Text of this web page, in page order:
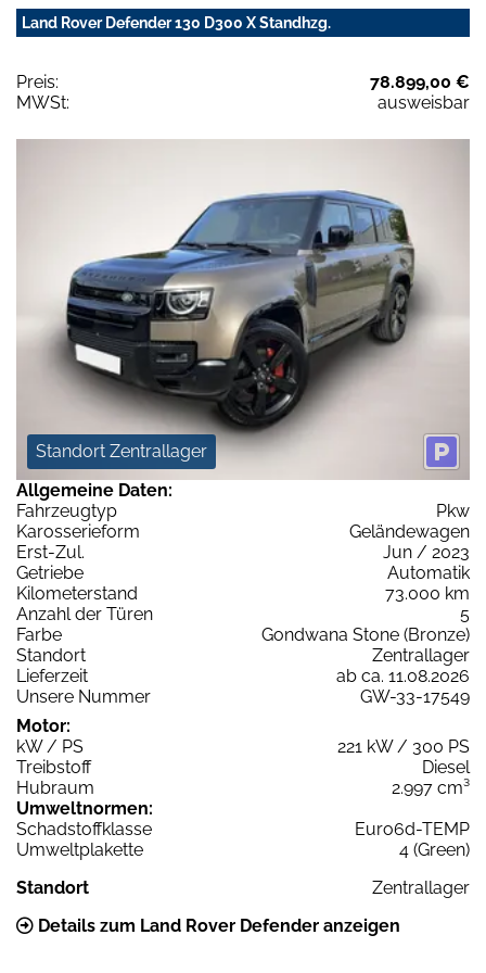
Land Rover Defender 130 D300 X Standhzg.
Preis:
78.899,00 €
MWSt:
ausweisbar
Standort Zentrallager
Allgemeine Daten:
Fahrzeugtyp
Pkw
Karosserieform
Geländewagen
Erst-Zul.
Jun / 2023
Getriebe
Automatik
Kilometerstand
73.000 km
Anzahl der Türen
5
Farbe
Gondwana Stone (Bronze)
Standort
Zentrallager
Lieferzeit
ab ca. 11.08.2026
Unsere Nummer
GW-33-17549
Motor:
kW / PS
221 kW / 300 PS
Treibstoff
Diesel
Hubraum
2.997 cm³
Umweltnormen:
Schadstoffklasse
Euro6d-TEMP
Umweltplakette
4 (Green)
Standort
Zentrallager
Details zum Land Rover Defender anzeigen